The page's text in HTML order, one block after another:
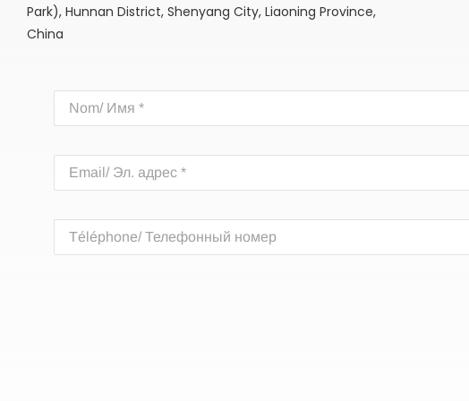
Park), Hunnan District, Shenyang City, Liaoning Province,
China